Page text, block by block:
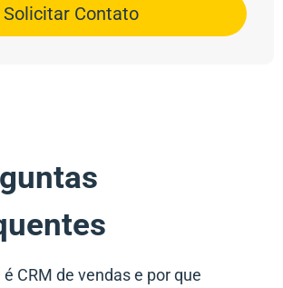
Solicitar Contato
é CRM de vendas e por que